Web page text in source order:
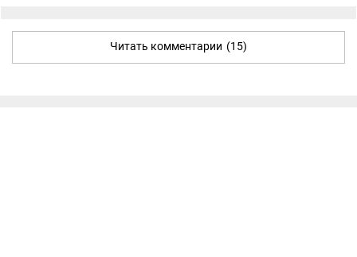
Читать комментарии (15)